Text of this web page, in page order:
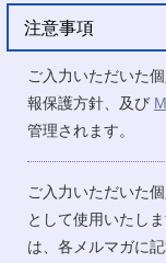
注意事項
ご入力いただいた
報保護方針、及び
管理されます。
ご入力いただいた
として使用いたし
は、各メルマガに